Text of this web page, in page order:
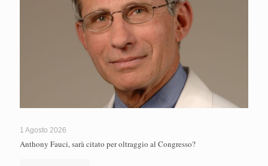
1 Agosto 2026
Anthony Fauci, sarà citato per oltraggio al Congresso?